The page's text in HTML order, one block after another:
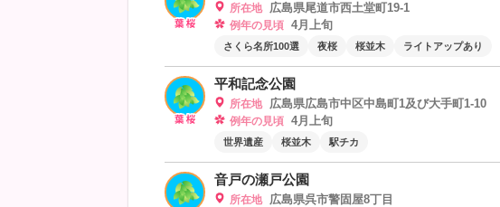
所在地 広島県尾道市西土堂町19-1
例年の見頃 4月上旬
さくら名所100選 夜桜 桜並木 ライトアップあり
平和記念公園
所在地 広島県広島市中区中島町1及び大手町1-10
例年の見頃 4月上旬
世界遺産 桜並木 駅チカ
音戸の瀬戸公園
所在地 広島県呉市警固屋8丁目